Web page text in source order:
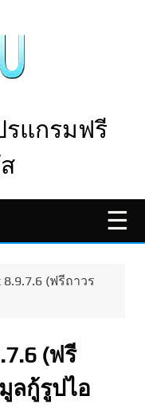
รแกรมฟรี
8.9.7.6 (ฟรีถาวร
(ฟรี
ลกู้รูปไอ